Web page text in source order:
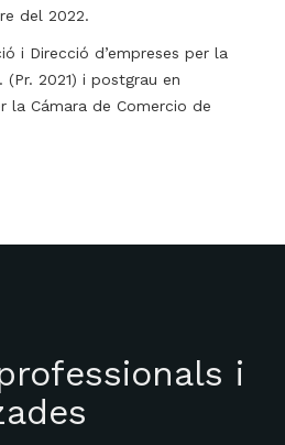
del 2022.
i Direcció d’empreses per la
(Pr. 2021) i postgrau en
la Cámara de Comercio de
i